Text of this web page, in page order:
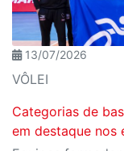
13/07/2026
VÔLEI
Categorias de
em destaque nos